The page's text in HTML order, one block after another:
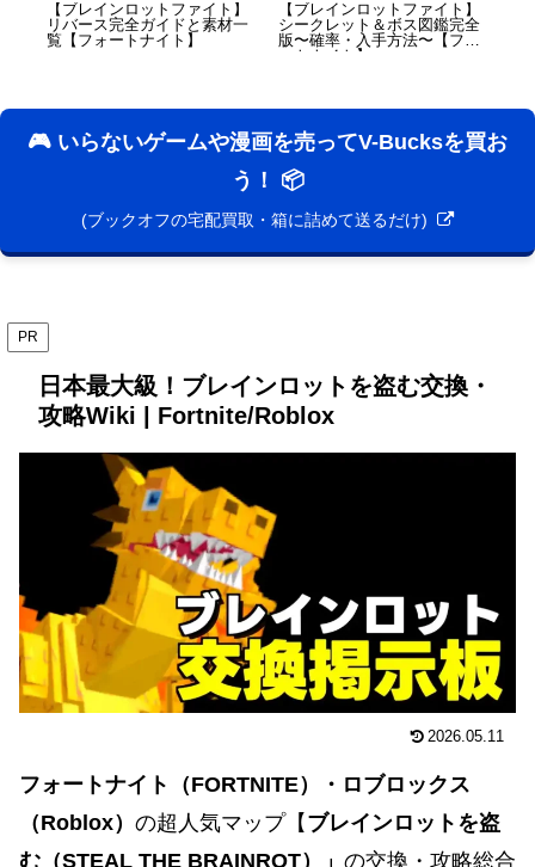
【ブレインロットファイト】
リバース完全ガイドと素材一
覧【フォートナイト】
【ブレインロットファイト】
シークレット＆ボス図鑑完全
版〜確率・入手方法〜【フォ
ートナイト】
🎮 いらないゲームや漫画を売ってV-Bucksを買お
う！ 📦
(ブックオフの宅配買取・箱に詰めて送るだけ)
PR
日本最大級！ブレインロットを盗む交換・
攻略Wiki | Fortnite/Roblox
2026.05.11
フォートナイト（FORTNITE）・ロブロックス
（Roblox） の超人気マップ【 ブレインロットを盗
む（STEAL THE BRAINROT）」 の交換・攻略総合